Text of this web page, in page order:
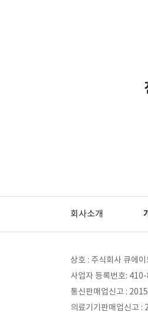
회사소개
상호 : 주식회사 큐에이
사업자 등록번호:
통신판매업신고 :
의료기기판매업신고